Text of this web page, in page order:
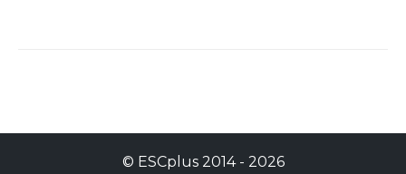
© ESCplus2014 - 2026